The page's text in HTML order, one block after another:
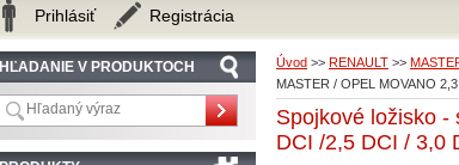
Úvod >> RENAULT >>
MASTER / OPEL MOVANO
Spojkové ložisko -
DCI /2,5 DCI / 3,0
HĽADANIE V PRODUKTOCH
Prihlásiť Registrácia